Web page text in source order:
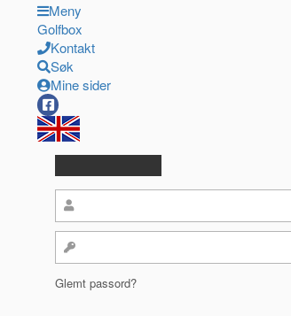
Meny
Golfbox
Kontakt
Søk
Mine sider
Glemt passord?